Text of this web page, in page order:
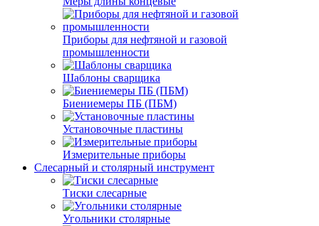
Приборы для нефтяной и газовой
промышленности
Шаблоны сварщика
Биениемеры ПБ (ПБМ)
Установочные пластины
Измерительные приборы
Слесарный и столярный инструмент
Тиски слесарные
Угольники столярные